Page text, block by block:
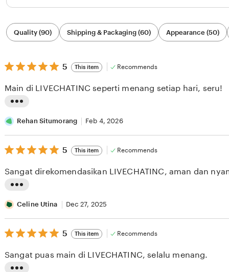
Filter
by
category
Quality (90) Shipping & Packaging (60) Appearance (50)
5
out
5
stars
5 This item Recommends
i
s
t
n
r
e
v
e
Main di LIVECHATINC seperti menang setiap hari, seru!
Rehan Situmorang Feb 4, 2026
5
out
5
stars
5 This item Recommends
i
s
t
n
Sangat direkomendasikan LIVECHATINC, aman dan
Celine Utina Dec 27, 2025
5
out
5
stars
5 This item Recommends
Sangat puas main di LIVECHATINC, selalu menang.